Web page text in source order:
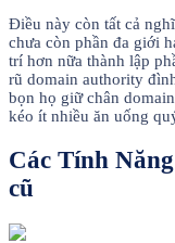
Điều này còn tất cả
chưa còn phần đa giới
trí hơn nữa thành lập
rũ domain authority
bọn họ giữ chân
kéo ít nhiều ăn uống
Các Tính
cũ